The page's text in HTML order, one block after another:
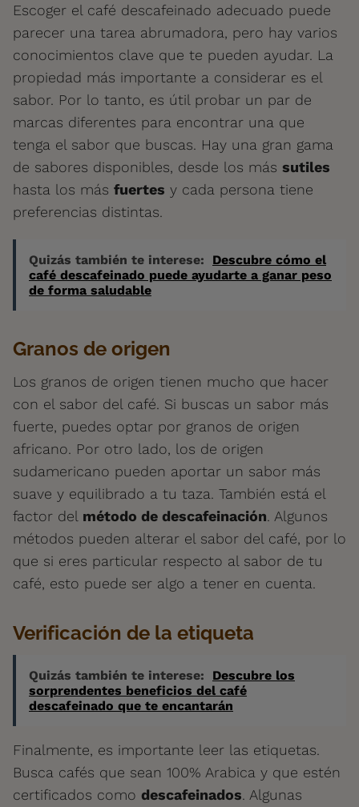
Escoger el café descafeinado adecuado puede
parecer una tarea abrumadora, pero hay varios
conocimientos clave que te pueden ayudar. La
propiedad más importante a considerar es el
sabor. Por lo tanto, es útil probar un par de
marcas diferentes para encontrar una que
tenga el sabor que buscas. Hay una gran gama
de sabores disponibles, desde los más sutiles
hasta los más fuertes y cada persona tiene
preferencias distintas.
Quizás también te interese:
Descubre cómo el
café descafeinado puede ayudarte a ganar peso
de forma saludable
Granos de origen
Los granos de origen tienen mucho que hacer
con el sabor del café. Si buscas un sabor más
fuerte, puedes optar por granos de origen
africano. Por otro lado, los de origen
sudamericano pueden aportar un sabor más
suave y equilibrado a tu taza. También está el
factor del método de descafeinación. Algunos
métodos pueden alterar el sabor del café, por lo
que si eres particular respecto al sabor de tu
café, esto puede ser algo a tener en cuenta.
Verificación de la etiqueta
Quizás también te interese:
Descubre los
sorprendentes beneficios del café
descafeinado que te encantarán
Finalmente, es importante leer las etiquetas.
Busca cafés que sean 100% Arabica y que estén
certificados como descafeinados. Algunas